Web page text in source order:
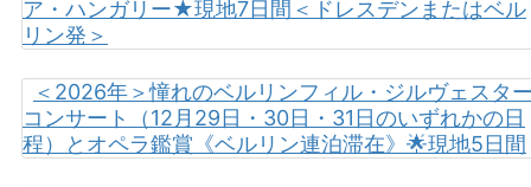
ア・ハンガリー★現地7日間＜ドレスデンまたはベル
リン発＞
＜2026年＞憧れのベルリンフィル・ジルヴェスタ
コンサート（12月29日・30日・31日のいずれかの日
程）とオペラ鑑賞《ベルリン連泊滞在》🌟現地5日間